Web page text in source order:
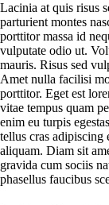
Lacinia at quis risus
parturient montes
porttitor massa id
vulputate odio ut.
mauris. Risus sed
Amet nulla facilisi
porttitor. Eget est
vitae tempus quam
enim eu turpis
tellus cras adipiscing
aliquam. Diam sit
gravida cum sociis
phasellus faucibus